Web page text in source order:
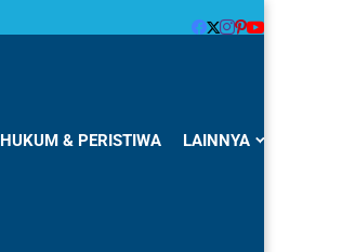
HUKUM & PERISTIWA LAINNYA